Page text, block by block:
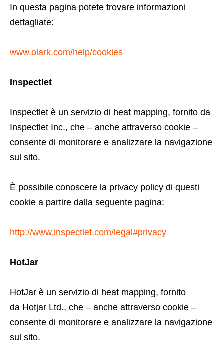
In questa pagina potete trovare informazioni
dettagliate:
www.olark.com/help/cookies
Inspectlet
Inspectlet è un servizio di heat mapping, fornito da
Inspectlet Inc., che – anche attraverso cookie –
consente di monitorare e analizzare la navigazione
sul sito.
È possibile conoscere la privacy policy di questi
cookie a partire dalla seguente pagina:
http://www.inspectlet.com/legal#privacy
HotJar
HotJar è un servizio di heat mapping, fornito
da Hotjar Ltd., che – anche attraverso cookie –
consente di monitorare e analizzare la navigazione
sul sito.